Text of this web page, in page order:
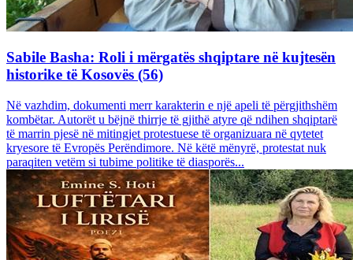
Sabile Basha: Roli i mërgatës shqiptare në kujtesën
historike të Kosovës (56)
Në vazhdim, dokumenti merr karakterin e një apeli të përgjithshëm
kombëtar. Autorët u bëjnë thirrje të gjithë atyre që ndihen shqiptarë
të marrin pjesë në mitingjet protestuese të organizuara në qytetet
kryesore të Evropës Perëndimore. Në këtë mënyrë, protestat nuk
paraqiten vetëm si tubime politike të diasporës...